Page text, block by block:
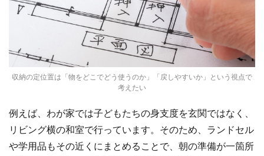
収納の定位置は「物をどこでどう使うのか」「戻しやすいか」という視点で
考えたい
例えば、わが家では子どもたちの身支度を玄関ではなく、
リビング横の和室で行っています。そのため、ランドセル
や学用品もその近くにまとめることで、朝の準備が一箇所